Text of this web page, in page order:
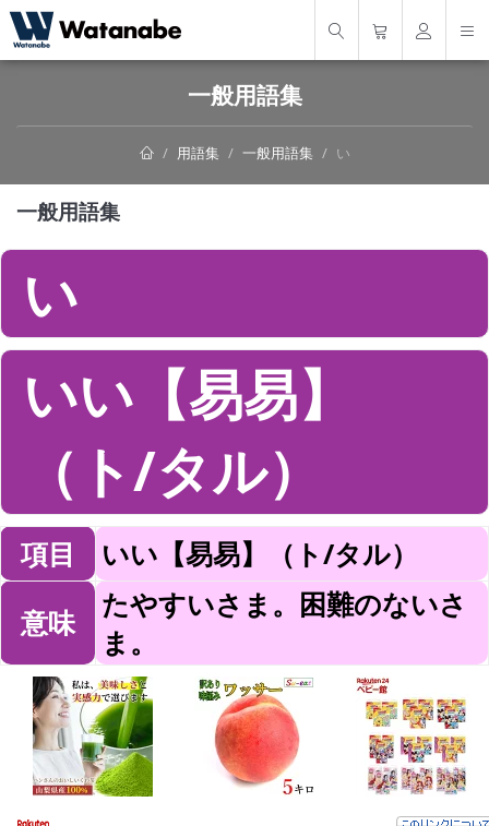
一般用語集
用語集 一般用語集 い
一般用語集
い
いい【易易】
（ト/タル）
項目
いい【易易】（ト/タル）
意味
たやすいさま。困難のないさ
ま。